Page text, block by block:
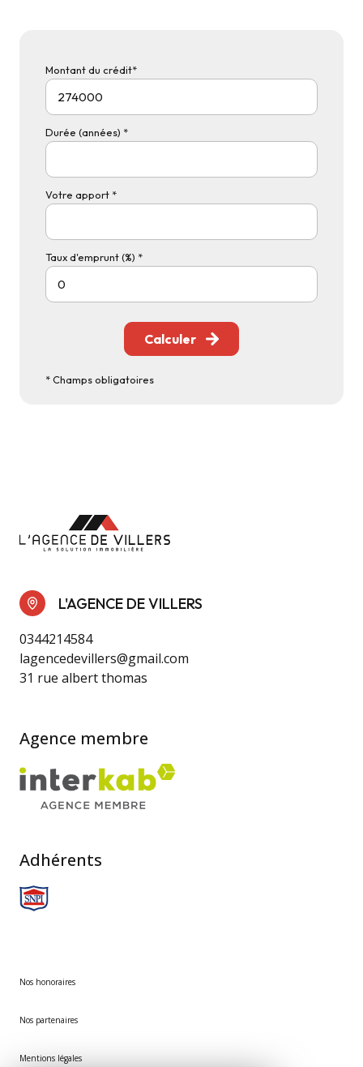
Montant du crédit*
Durée (années) *
Votre apport *
Taux d'emprunt (%) *
Calculer
* Champs obligatoires
L'AGENCE DE VILLERS
0344214584
lagencedevillers@gmail.com
31 rue albert thomas
Agence membre
Adhérents
Nos honoraires
Nos partenaires
Mentions légales